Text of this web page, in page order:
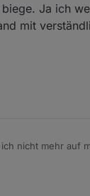
Ja ich
mit
nicht mehr auf
klar. Kann mir